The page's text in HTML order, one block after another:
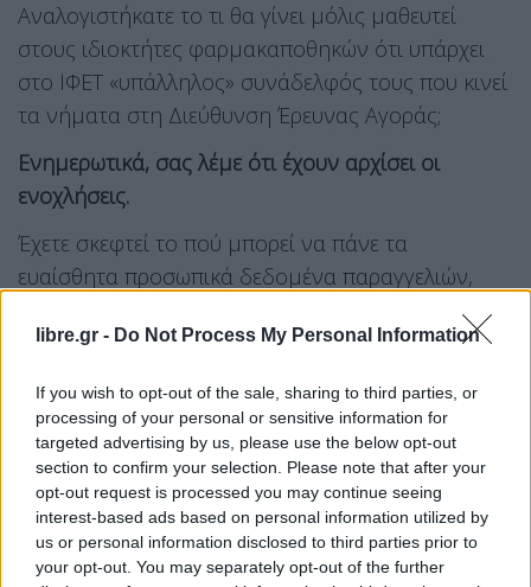
libre.gr - Do Not Process My Personal Information
If you wish to opt-out of the sale, sharing to third parties, or
processing of your personal or sensitive information for
targeted advertising by us, please use the below opt-out
section to confirm your selection. Please note that after your
opt-out request is processed you may continue seeing
interest-based ads based on personal information utilized by
us or personal information disclosed to third parties prior to
your opt-out. You may separately opt-out of the further
Αναλογιστήκατε το τι θα γίνει μόλις μαθευτεί
στους ιδιοκτήτες φαρμακαποθηκών ότι υπάρχει
στο ΙΦΕΤ «υπάλληλος» συνάδελφός τους που κινεί
τα νήματα στη Διεύθυνση Έρευνας Αγοράς;
Ενημερωτικά, σας λέμε ότι έχουν αρχίσει οι
ενοχλήσεις.
Έχετε σκεφτεί το πού μπορεί να πάνε τα
ευαίσθητα προσωπικά δεδομένα παραγγελιών,
προϊόντων, εντολών ΕΟΦ για φάρμακα τα οποία
διαχειρίζονται, από δική σας απόφαση, από έναν
μη μόνιμο υπάλληλο της ΙΦΕΤ που εκτελεί
ομοειδή εργασία εκτός ΙΦΕΤ;
Αυτοί οι τεράστιοι κίνδυνοι είναι που πλέον μας
ανησυχούν και θα τους σταματήσουμε με όποιο